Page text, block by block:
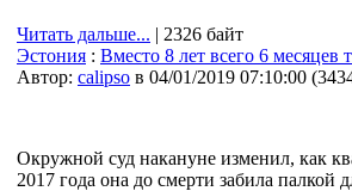
Читать дальше... | 2326 байт
Эстония : Вместо 8 лет всего 6
Автор: calipso в 04/01/2019 07:10:00 (
Окружной суд накануне изменил, как
2017 года она до смерти забила